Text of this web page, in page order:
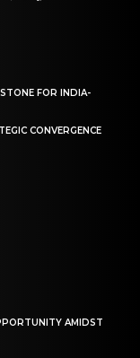
FOR INDIA-
CONVERGENCE
AMIDST